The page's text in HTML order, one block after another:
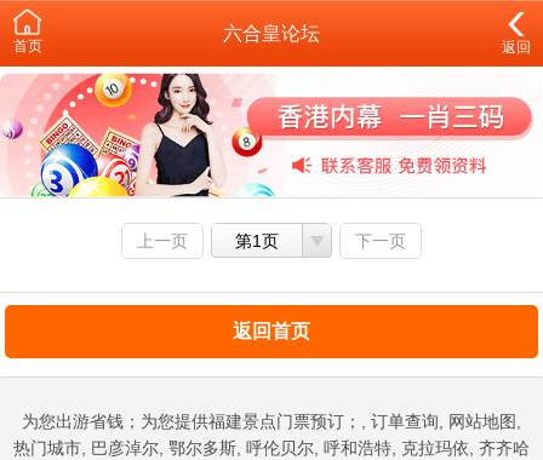
首页
六合皇论坛
返回
上一页 第1页 下一页
返回首页
为您出游省钱；为您提供福建景点门票预订；, 订单查询, 网站地图,
热门城市, 巴彦淖尔, 鄂尔多斯, 呼伦贝尔, 呼和浩特, 克拉玛依, 齐齐哈